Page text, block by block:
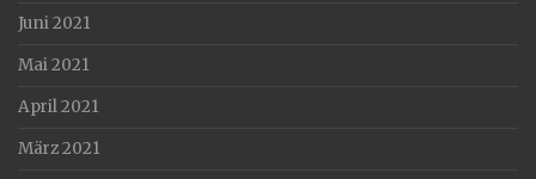
Juni 2021
Mai 2021
April 2021
März 2021